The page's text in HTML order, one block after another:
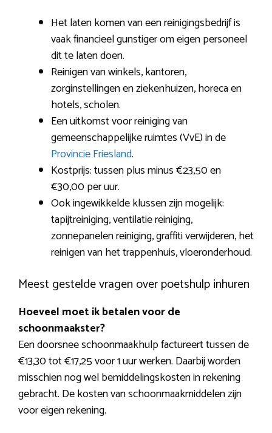
Het laten komen van een reinigingsbedrijf is
vaak financieel gunstiger om eigen personeel
dit te laten doen.
Reinigen van winkels, kantoren,
zorginstellingen en ziekenhuizen, horeca en
hotels, scholen.
Een uitkomst voor reiniging van
gemeenschappelijke ruimtes (VvE) in de
Provincie Friesland.
Kostprijs: tussen plus minus €23,50 en
€30,00 per uur.
Ook ingewikkelde klussen zijn mogelijk:
tapijtreiniging, ventilatie reiniging,
zonnepanelen reiniging, graffiti verwijderen, het
reinigen van het trappenhuis, vloeronderhoud.
Meest gestelde vragen over poetshulp inhuren
Hoeveel moet ik betalen voor de
schoonmaakster?
Een doorsnee schoonmaakhulp factureert tussen de
€13,30 tot €17,25 voor 1 uur werken. Daarbij worden
misschien nog wel bemiddelingskosten in rekening
gebracht. De kosten van schoonmaakmiddelen zijn
voor eigen rekening.